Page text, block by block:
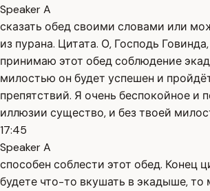
Speaker A
сказать обед своими словами или
из пурана. Цитата. О, Господь
принимаю этот обед соблюдение
милостью он будет успешен и
препятствий. Я очень беспокойное и
иллюзии существо, и без твоей
17:45
Speaker A
способен соблести этот обед. Конец
будете что-то вкушать в экадыше, то